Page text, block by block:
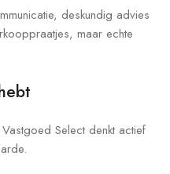
deskundig advies
maar echte
Select denkt actief